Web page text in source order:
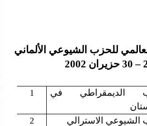
للحزب الشيوعي الألماني
الديمقراطي في
1
الشيوعي الاسترالي 2